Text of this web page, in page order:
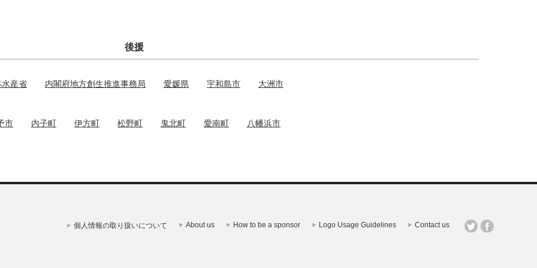
後援
水産省 内閣府地方創生推進事務局 愛媛県 宇和島市 大洲市
市 内子町 伊方町 松野町 鬼北町 愛南町 八幡浜市
個人情報の取り扱いについて About us How to be a sponsor Logo Usage Guidelines Contact us